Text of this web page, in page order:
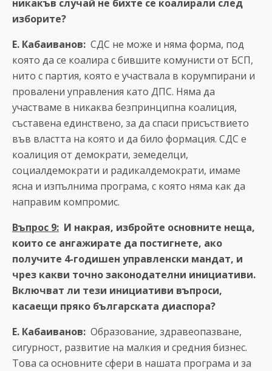
никакъв случай не бихте се коалирали след
изборите?
Е. Кабаиванов: СДС не може и няма форма, под
която да се коалира с бившите комунисти от БСП,
нито с партия, която е участвала в корумпирани и
провалени управления като ДПС. Няма да
участваме в никаква безпринципна коалиция,
съставена единствено, за да спаси присъствието
във властта на която и да било формация. СДС е
коалиция от демократи, земеделци,
социалдемократи и радикалдемократи, имаме
ясна и изпълнима програма, с която няма как да
направим компромис.
Въпрос 9: И накрая, избройте основните неща,
които се ангажирате да постигнете, ако
получите 4-годишен управленски мандат, и
чрез какви точно законодателни инициативи.
Включват ли тези инициативи въпроси,
касаещи пряко българската диаспора?
Е. Кабаиванов: Образование, здравеопазване,
сигурност, развитие на малкия и средния бизнес.
Това са основните сфери в нашата програма и за